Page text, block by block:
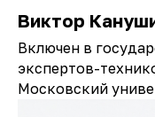
Виктор
Включен в
экспертов-
Московский